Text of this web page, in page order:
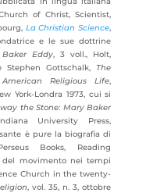
of Christ, Scientist,
La Christian Science,
e le sue dottrine
Eddy, 3 voll., Holt,
Stephen Gottschalk,The
Religious Life,
York-Londra 1973, cui si
the Stone: Mary Baker
University Press,
è pure la biografia di
Books, Reading
del movimento nei tempi
Church in the twenty-
, vol. 35, n. 3, ottobre